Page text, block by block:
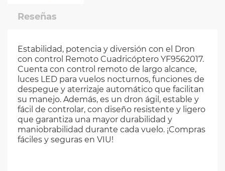
Reseñas
Estabilidad, potencia y diversión con el Dron
con control Remoto Cuadricóptero YF9562017.
Cuenta con control remoto de largo alcance,
luces LED para vuelos nocturnos, funciones de
despegue y aterrizaje automático que facilitan
su manejo. Además, es un dron ágil, estable y
fácil de controlar, con diseño resistente y ligero
que garantiza una mayor durabilidad y
maniobrabilidad durante cada vuelo. ¡Compras
fáciles y seguras en VIU!